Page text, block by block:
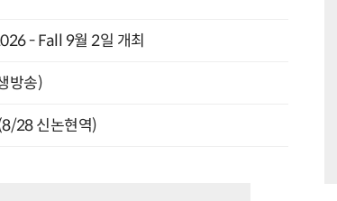
- Fall 9월 2일 개최
방송)
28 신논현역)